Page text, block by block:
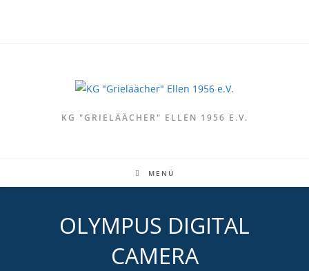
KG "GRIELÄÄCHER" ELLEN 1956 E.V.
MENÜ
OLYMPUS DIGITAL
CAMERA